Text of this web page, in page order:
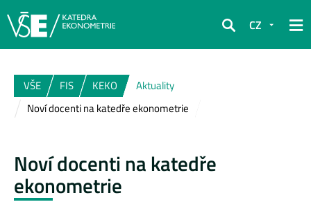
Hledat
CZ
VŠE FIS KEKO
Aktuality
Noví docenti na katedře ekonometrie
Noví docenti na katedře
ekonometrie